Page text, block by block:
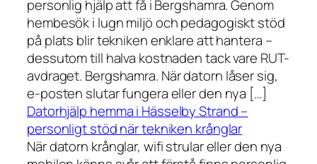
personlig hjälp att få i Bergshamra. Genom
hembesök i lugn miljö och pedagogiskt stöd
på plats blir tekniken enklare att hantera –
dessutom till halva kostnaden tack vare RUT-
avdraget. Bergshamra. När datorn låser sig,
e-posten slutar fungera eller den nya […]
Datorhjälp hemma i Hässelby Strand –
personligt stöd när tekniken krånglar
När datorn krånglar, wifi strular eller den nya